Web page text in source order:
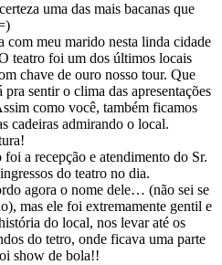
uma das mais bacanas que
com meu marido nesta linda cidade
teatro foi um dos últimos locais
chave de ouro nosso tour. Que
sentir o clima das apresentações
como você, também ficamos
cadeiras admirando o local.
a recepção e atendimento do Sr.
do teatro no dia.
agora o nome dele… (não sei se
mas ele foi extremamente gentil e
do local, nos levar até os
do tetro, onde ficava uma parte
show de bola!!